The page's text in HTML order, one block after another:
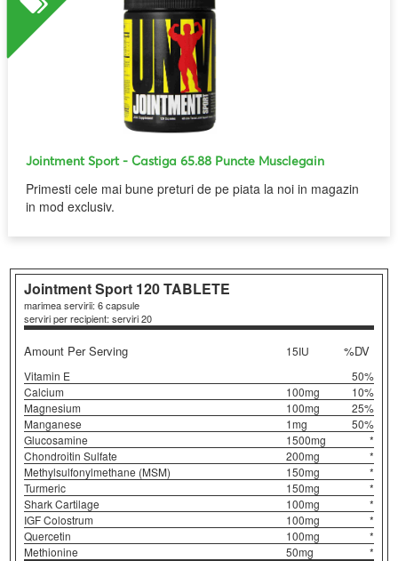
Jointment Sport- Castiga 65.88 Puncte Musclegain
Primesti cele mai bune preturi de pe piata la noi in magazin
in mod exclusiv.
Jointment Sport 120 TABLETE
marimea servirii: 6 capsule
serviri per recipient: serviri 20
Amount Per Serving %DV
Vitamin E
15IU
50%
Calcium
100mg
10%
Magnesium
100mg
25%
Manganese
1mg
50%
Glucosamine
1500mg
*
Chondroitin Sulfate
200mg
*
Methylsulfonylmethane (MSM)
150mg
*
Turmeric
150mg
*
Shark Cartilage
100mg
*
IGF Colostrum
100mg
*
Quercetin
100mg
*
Methionine
50mg *